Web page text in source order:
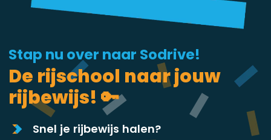
Stap nu over naar Sodrive!
De rijschool naar jouw
rijbewijs! 🔑
Snel je rijbewijs halen?